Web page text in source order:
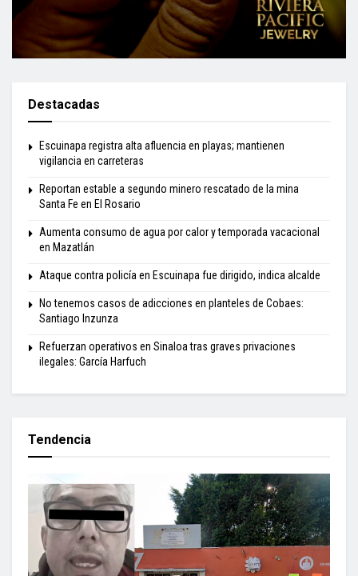
Destacadas
Escuinapa registra alta afluencia en playas; mantienen
vigilancia en carreteras
Reportan estable a segundo minero rescatado de la mina
Santa Fe en El Rosario
Aumenta consumo de agua por calor y temporada vacacional
en Mazatlán
Ataque contra policía en Escuinapa fue dirigido, indica alcalde
No tenemos casos de adicciones en planteles de Cobaes:
Santiago Inzunza
Refuerzan operativos en Sinaloa tras graves privaciones
ilegales: García Harfuch
Tendencia